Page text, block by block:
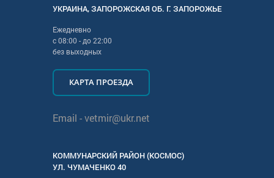
УКРАИНА,ЗАПОРОЖСКАЯОБ. Г. ЗАПОРОЖЬЕ
Ежедневно
с08:00 - до22:00
без выходных
КАРТА ПРОЕЗДА
Email -vetmir@ukr.net
КОММУНАРСКИЙ РАЙОН (КОСМОС)
УЛ. ЧУМАЧЕНКО 40